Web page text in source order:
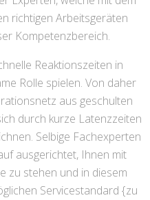
richtigen Arbeitsgeräten
Kompetenzbereich.
Reaktionszeiten in
Rolle spielen. Von daher
aus geschulten
durch kurze Latenzzeiten
Selbige Fachexperten
ausgerichtet, Ihnen mit
zu stehen und in diesem
Servicestandard {zu